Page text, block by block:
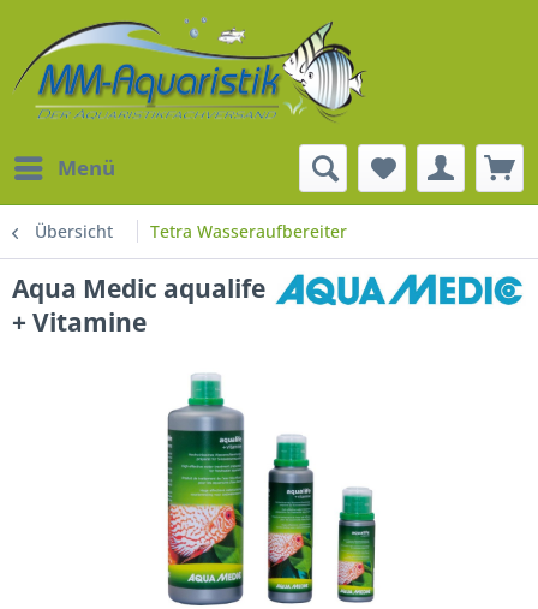
Menü
Übersicht Tetra Wasseraufbereiter
Aqua Medic aqualife
+ Vitamine